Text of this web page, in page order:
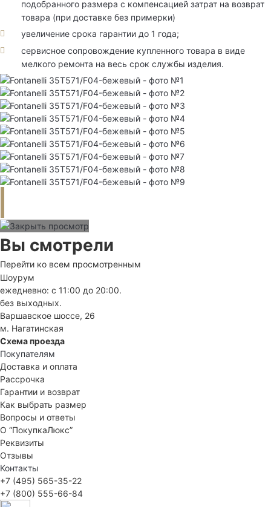
подобранного размера с компенсацией затрат на возврат
товара (при доставке без примерки)
увеличение срока гарантии до 1 года;
сервисное сопровождение купленного товара в виде
мелкого ремонта на весь срок службы изделия.
Вы смотрели
Перейти ко всем просмотренным
Шоурум
ежедневно: с 11:00 до 20:00.
без выходных.
Варшавское шоссе, 26
м. Нагатинская
Схема проезда
Покупателям
Доставка и оплата
Рассрочка
Гарантии и возврат
Как выбрать размер
Вопросы и ответы
О “ПокупкаЛюкс”
Реквизиты
Отзывы
Контакты
+7 (495) 565-35-22
+7 (800) 555-66-84